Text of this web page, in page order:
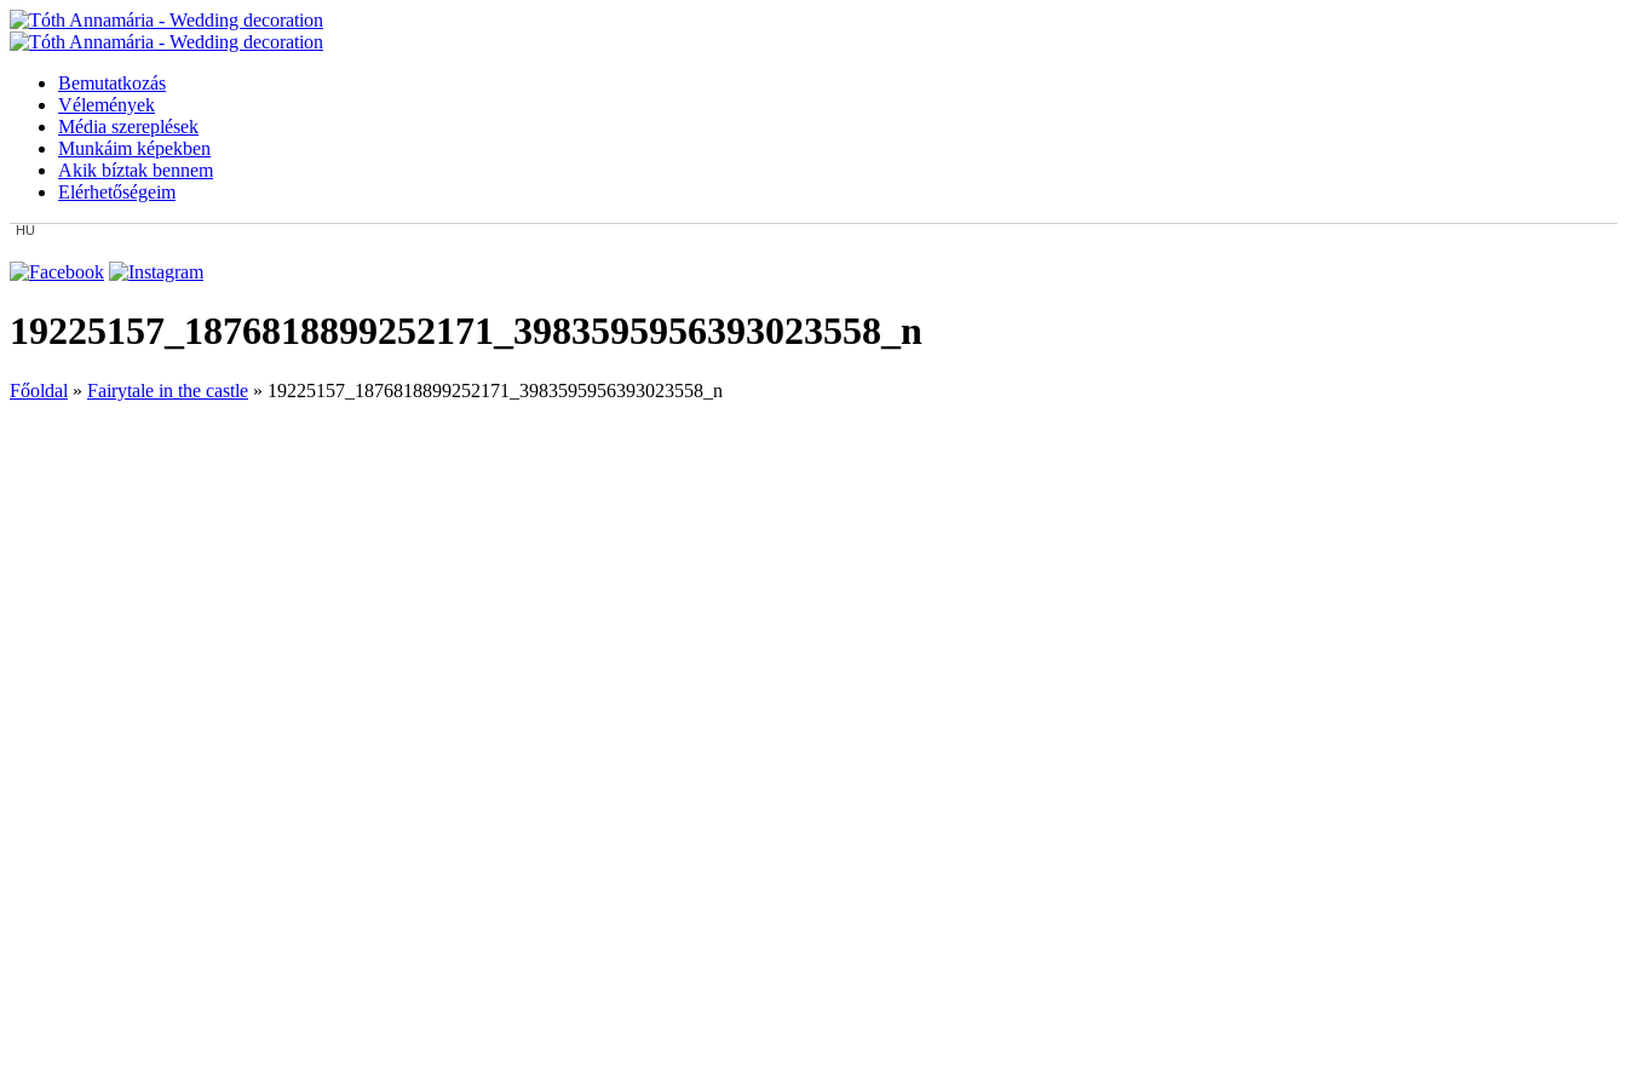
Bemutatkozás
Vélemények
Média szereplések
Munkáim képekben
Akik bíztak bennem
Elérhetőségeim
HU
19225157_1876818899252171_3983595956393023558_n
Főoldal » Fairytale in the castle » 19225157_1876818899252171_3983595956393023558_n